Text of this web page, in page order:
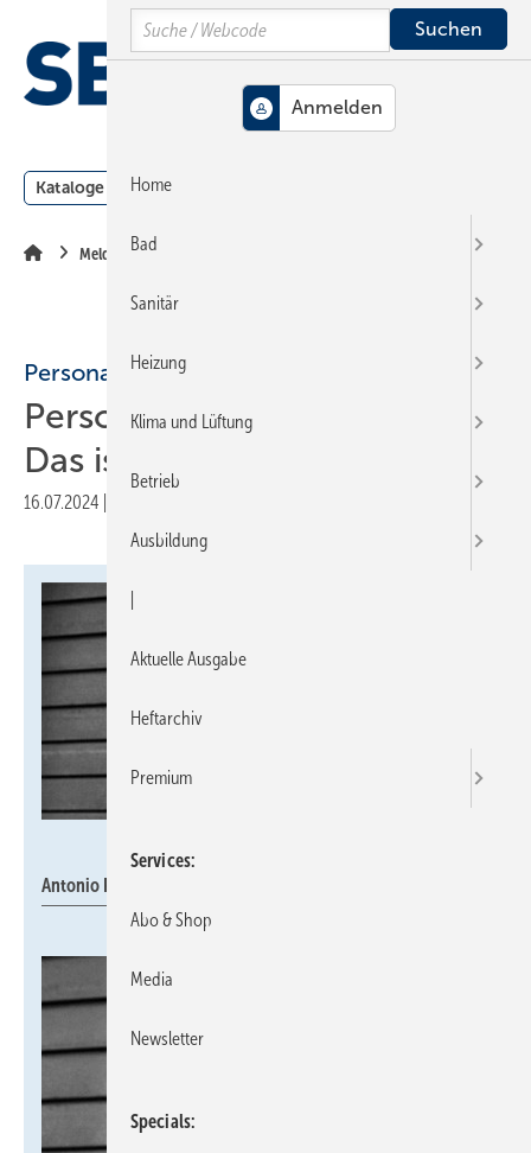
Hauptinhalt
Hauptmenü
SiteSearch
Kataloge Meldungen
Meldungen
Personalien
Personal der SHK-Branche:
Das ist neu
16.07.2024
Antonio Pecht
Search
Home
Bad
Sanitär
Heizung
Klima und Lüftung
Betrieb
Ausbildung
Aktuelle Ausgabe
Heftarchiv
Premium
Services
Abo & Shop
Media
Newsletter
Specials